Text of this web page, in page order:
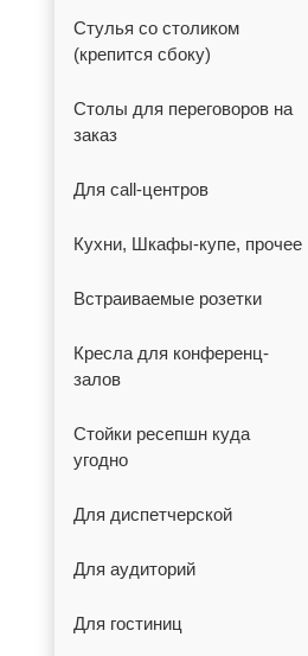
Стулья со столиком
(крепится сбоку)
Столы для переговоров на
заказ
Для call-центров
Кухни, Шкафы-купе, прочее
Встраиваемые розетки
Кресла для конференц-
залов
Стойки ресепшн куда
угодно
Для диспетчерской
Для аудиторий
Для гостиниц